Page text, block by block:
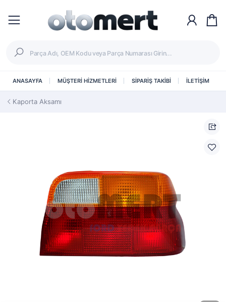
ANASAYFA MÜŞTERİ HİZMETLERİ SİPARİŞ TAKİBİ İLETİŞİM
Kaporta Aksamı